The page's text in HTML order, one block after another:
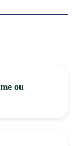
ou